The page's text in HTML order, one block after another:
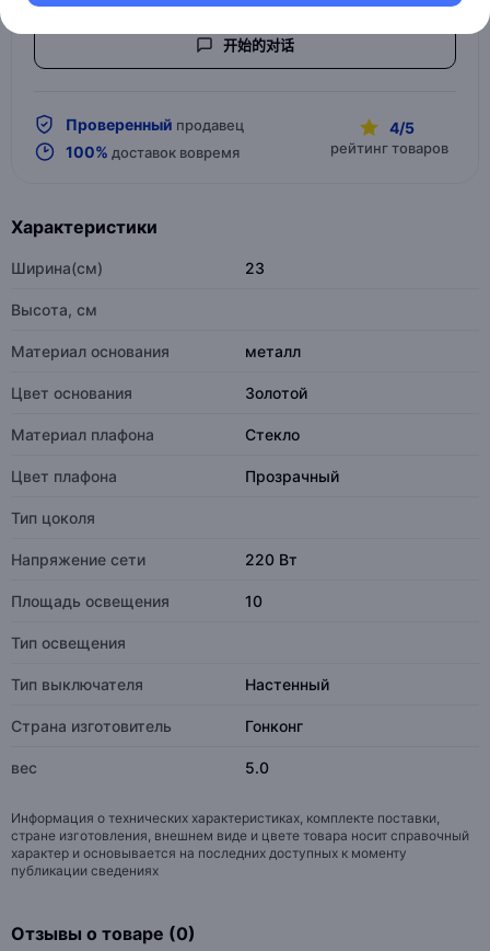
开始的对话
Проверенный продавец
100% доставок вовремя
4/5
рейтинг товаров
Характеристики
Ширина(см) 23
Высота, см
Материал основания металл
Цвет основания Золотой
Материал плафона Стекло
Цвет плафона Прозрачный
Тип цоколя
Напряжение сети 220 Вт
Площадь освещения 10
Тип освещения
Тип выключателя Настенный
Страна изготовитель Гонконг
вес 5.0
Информация о технических характеристиках, комплекте поставки,
стране изготовления, внешнем виде и цвете товара носит справочный
характер и основывается на последних доступных к моменту
публикации сведениях
Отзывы о товаре (0)